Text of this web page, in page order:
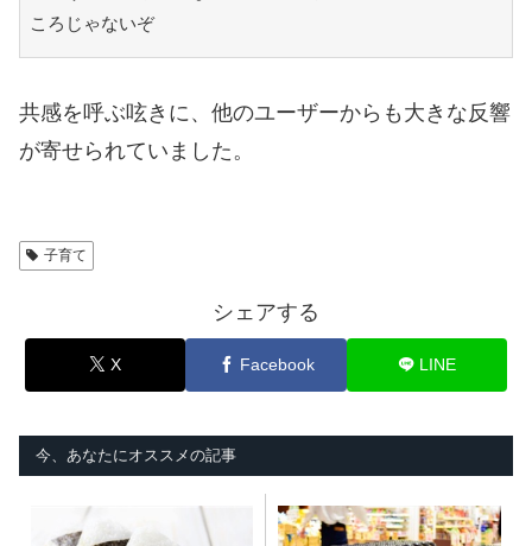
ころじゃないぞ
共感を呼ぶ呟きに、他のユーザーからも大きな反響
が寄せられていました。
子育て
シェアする
X Facebook LINE
今、あなたにオススメの記事